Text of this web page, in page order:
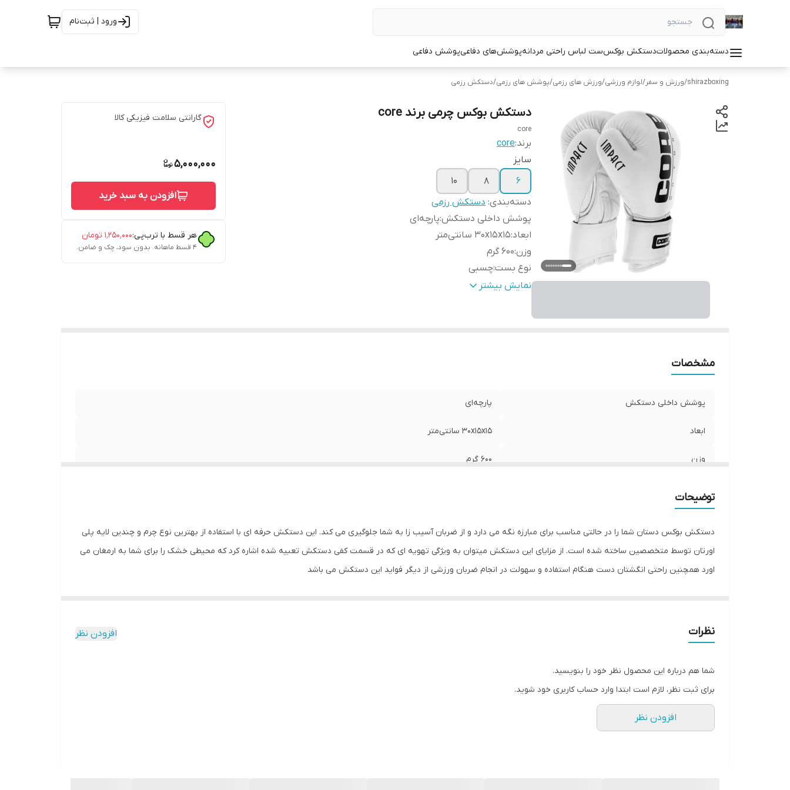
ورود | ثبت‌نام
دسته‌بندی محصولاتدستکش بوکسست لباس راحتی مردانهپوشش‌های دفاعیپوشش دفاعی
shirazboxing
/ورزش و سفر/لوازم ورزشی/ورزش های رزمی/پوشش های رزمی/دستکش رزمی
دستکش بوکس چرمی برند core
core
برند:core
سایز
6
8
10
دسته‌بندی: دستکش رزمی
پوشش داخلی دستکش:پارچه‌ای
ابعاد:30x15x15 سانتی‌متر
وزن:600 گرم
نوع بست:چسبی
جنس چرم
نمایش بیشتر
گارانتی سلامت فیزیکی کالا
5,000,000
افزودن به سبد خرید
هر قسط با ترب‌پی:۱٬۲۵۰٬۰۰۰ تومان
۴ قسط ماهانه. بدون سود، چک و ضامن.
مشخصات
پوشش داخلی دستکش پارچه‌ای
ابعاد 30x15x15 سانتی‌متر
وزن 600 گرم
نوع دستکش رزمی دستکش بوکس و فول کنتاکت
توضیحات
دستکش بوکس دستان شما را در حالتی مناسب برای مبارزه نگه می دارد و از ضربان آسیب زا به شما جلوگیری می کند. این دستکش حرفه ای با استفاده از بهترین نوع چرم و چندین لایه پلی
اورتان توسط متخصصین ساخته شده است. از مزایای این دستکش میتوان به ویژگی تهویه ای که در قسمت کفی دستکش تعبیه شده اشاره کرد که محیطی خشک را برای شما به ارمغان می
اورد همچنین راحتی انگشتان دست هنگام استفاده و سهولت در انجام ضربان ورزشی از دیگر فواید این دستکش می باشد
نظرات افزودن نظر
شما هم درباره این محصول نظر خود را بنویسید.
برای ثبت نظر، لازم است ابتدا وارد حساب کاربری خود شوید.
افزودن نظر